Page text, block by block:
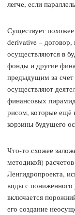
легче, если
Существует похожее
derivative – договор,
осуществляются в
фонды и другие
предыдущим за
осуществляют
финансовых
рисом, которые ещё
корзины будущего
Что-то схожее
методикой)
Ленгидропроекта,
воды с
включается
его создание